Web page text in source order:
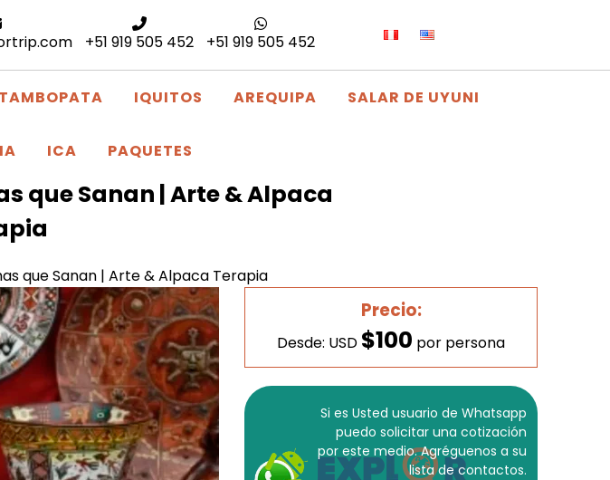
+51 919 505 452 +51 919 505 452
TAMBOPATA IQUITOS AREQUIPA SALAR DE UYUNI
ICA PAQUETES
que Sanan | Arte & Alpaca
que Sanan | Arte & Alpaca Terapia
Precio:
Desde: USD $100 por persona
Si es Usted usuario de Whatsapp
puedo solicitar una cotización
por este medio. Agréguenos a su
lista de contactos.